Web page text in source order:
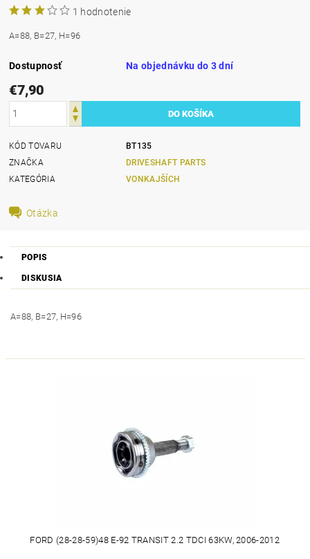
1 hodnotenie
A=88, B=27, H=96
Dostupnosť Na objednávku do 3 dní
€7,90
KÓD TOVARU
BT135
ZNAČKA
DRIVESHAFT PARTS
KATEGÓRIA
VONKAJŠÍCH
Otázka
POPIS
DISKUSIA
A=88, B=27, H=96
FORD (28-28-59)48 E-92 TRANSIT 2.2 TDCI 63KW, 2006-2012